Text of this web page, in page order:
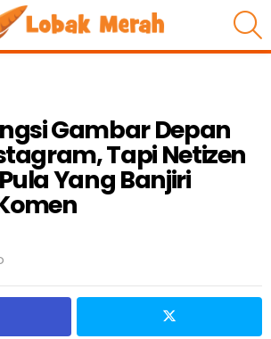
Gambar Depan
Tapi Netizen
Yang Banjiri